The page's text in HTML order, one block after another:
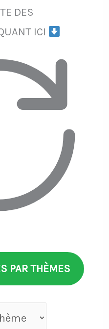
DES
ICI
PAR THÈMES